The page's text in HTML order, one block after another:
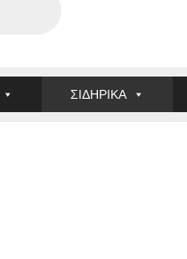
ΣΙΔΗΡΙΚΑ